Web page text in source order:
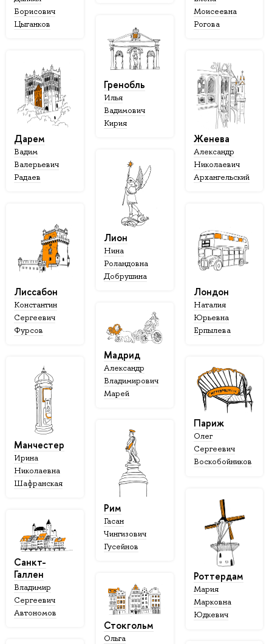
Борисович
Цыганков
Моисеевна
Рогова
Гренобль
Илья
Вадимович
Кирия
Дарем
Вадим
Валерьевич
Радаев
Женева
Александр
Николаевич
Архангельский
Лион
Нина
Роландовна
Добрушина
Лиссабон
Константин
Сергеевич
Фурсов
Лондон
Наталия
Юрьевна
Ерпылева
Мадрид
Александр
Владимирович
Марей
Манчестер
Ирина
Николаевна
Шафранская
Париж
Олег
Сергеевич
Воскобойников
Рим
Гасан
Чингизович
Гусейнов
Роттердам
Мария
Марковна
Юдкевич
Санкт-
Галлен
Владимир
Сергеевич
Автономов
Стокгольм
Ольга